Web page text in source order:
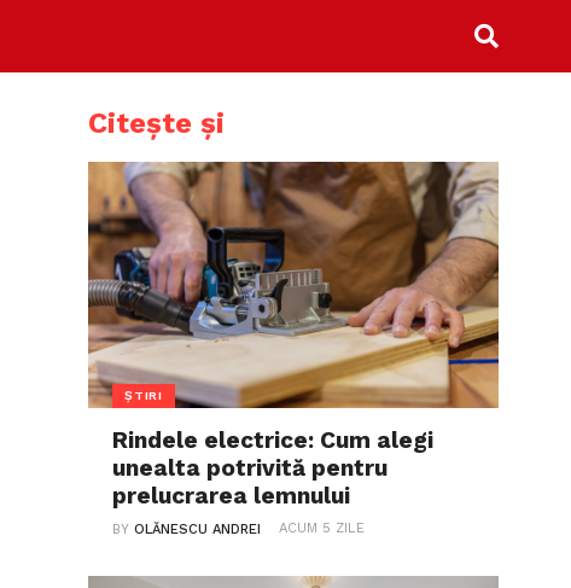
Citește și
ȘTIRI
Rindele electrice: Cum alegi
unealta potrivită pentru
prelucrarea lemnului
BYOLĂNESCU ANDREI ACUM 5 ZILE